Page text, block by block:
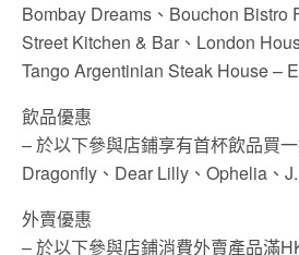
Bombay Dreams、Bouchon Bistro
Street Kitchen & Bar、London
Tango Argentinian Steak House –
飲品優惠
– 於以下參與店鋪享有首杯飲品買一
Dragonfly、Dear Lilly、Ophelia、
外賣優惠
– 於以下參與店鋪消費外賣產品滿